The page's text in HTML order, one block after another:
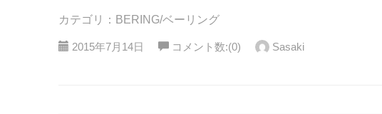
カテゴリ：BERING/ベーリング
2015年7月14日 コメント数:(0) Sasaki